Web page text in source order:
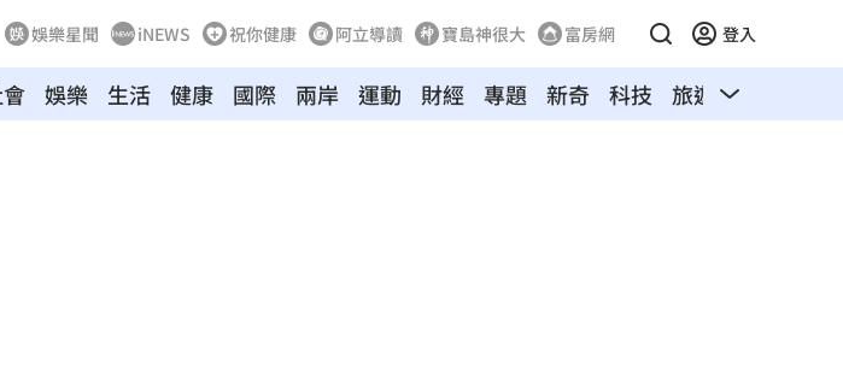
娛樂星聞 iNEWS 祝你健康 阿立導讀 寶島神很大 富房網 登入
娛樂 生活 健康 國際 兩岸 運動 財經 專題 新奇 科技 旅遊 汽車